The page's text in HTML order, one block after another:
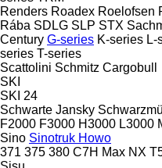
Renders Roadex Roelofsen
Rába SDLG SLP STX
Century G-series K-series L-
series T-series
Scattolini Schmitz Cargobull
SKI
SKI 24
Schwarte Jansky
F2000 F3000 H3000 L3000
Sino Sinotruk Howo
371 375 380 C7H Max NX